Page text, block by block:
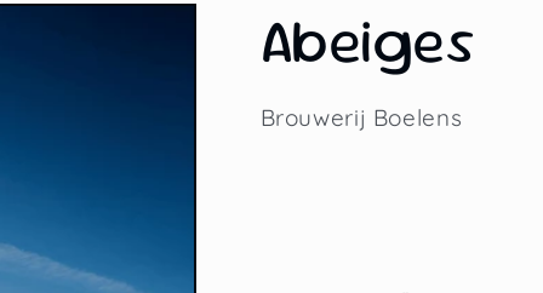
Abeiges
Brouwerij Boelens